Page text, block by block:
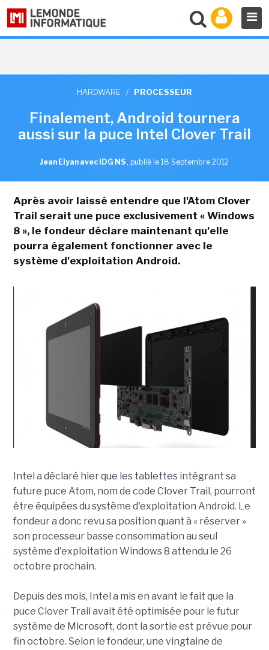
HARDWARE / PROCESSEUR
Finalement, Android tournera
aussi sur la puce Intel Clover Trail
Jean Elyan avec IDG NS , publié le 18 Septembre 2012
Après avoir laissé entendre que l'Atom Clover
Trail serait une puce exclusivement « Windows
8 », le fondeur déclare maintenant qu'elle
pourra également fonctionner avec le
système d'exploitation Android.
Intel a déclaré hier que les tablettes intégrant sa
future puce Atom, nom de code Clover Trail, pourront
être équipées du système d'exploitation Android. Le
fondeur a donc revu sa position quant à « réserver »
son processeur basse consommation au seul
système d'exploitation Windows 8 attendu le 26
octobre prochain.
Depuis des mois, Intel a mis en avant le fait que la
puce Clover Trail avait été optimisée pour le futur
système de Microsoft, dont la sortie est prévue pour
fin octobre. Selon le fondeur, une vingtaine de